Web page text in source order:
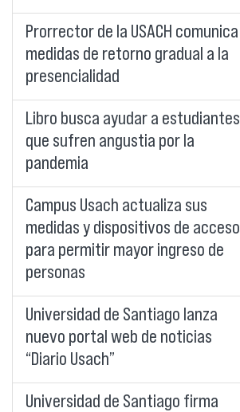
Prorrector de la USACH comunica
medidas de retorno gradual a la
presencialidad
Libro busca ayudar a estudiantes
que sufren angustia por la
pandemia
Campus Usach actualiza sus
medidas y dispositivos de acceso
para permitir mayor ingreso de
personas
Universidad de Santiago lanza
nuevo portal web de noticias
“Diario Usach”
Universidad de Santiago firma